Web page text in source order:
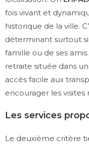
fois vivant et
historique de la ville.
déterminant surtout
famille ou de ses
retraite située dans
accès facile aux
encourager les visites
Les services
Le deuxième critère